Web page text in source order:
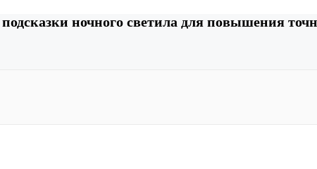
ночного светила для повышения